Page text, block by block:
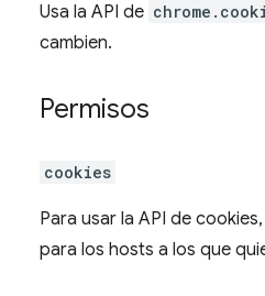
Usa la API de
cambien.
Permisos
cookies
Para usar la API de
para los hosts a los que